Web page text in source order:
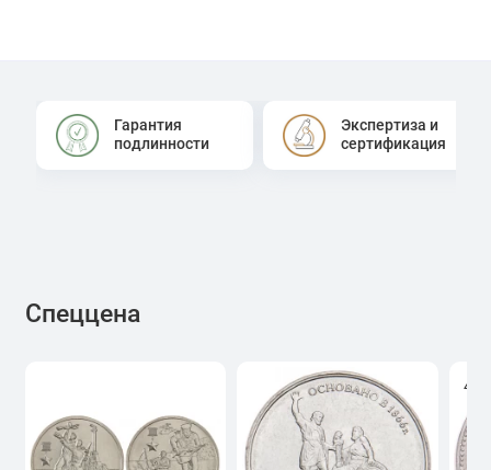
Гарантия
подлинности
Экспертиза и
сертификация
Спеццена
4.0